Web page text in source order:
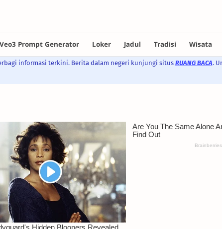
informasi terkini. Berita dalam negeri kunjungi situs RUANG BACA.